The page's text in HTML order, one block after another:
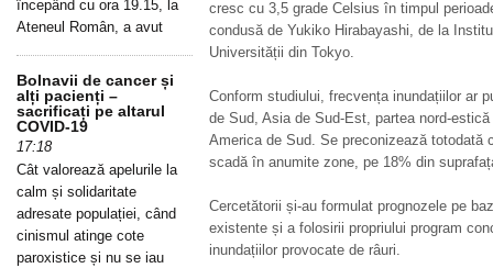
cresc cu 3,5 grade Celsius în timpul
condusă de Yukiko Hirabayashi, de la
Universității din Tokyo.
Conform studiului, frecvența inundațiilor ar
de Sud, Asia de Sud-Est, partea nord-
America de Sud. Se preconizează totodată
scadă în anumite zone, pe 18% din
Cercetătorii și-au formulat prognozele pe
existente și a folosirii propriului program
inundațiilor provocate de râuri.
începând cu ora 19.15, la
Ateneul Român, a avut
Bolnavii de cancer și
alți pacienți –
sacrificați pe altarul
COVID-19
17:18
Cât valorează apelurile la
calm și solidaritate
adresate populației, când
cinismul atinge cote
paroxistice și nu se iau